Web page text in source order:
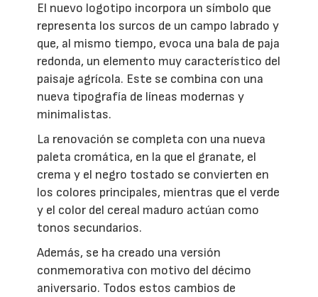
El nuevo logotipo incorpora un símbolo que
representa los surcos de un campo labrado y
que, al mismo tiempo, evoca una bala de paja
redonda, un elemento muy característico del
paisaje agrícola. Este se combina con una
nueva tipografía de líneas modernas y
minimalistas.
La renovación se completa con una nueva
paleta cromática, en la que el granate, el
crema y el negro tostado se convierten en
los colores principales, mientras que el verde
y el color del cereal maduro actúan como
tonos secundarios.
Además, se ha creado una versión
conmemorativa con motivo del décimo
aniversario. Todos estos cambios de